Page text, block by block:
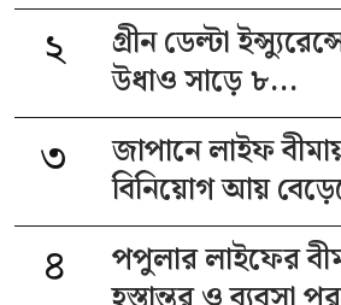
২
গ্রীন ডেল্টা
উধাও সাড়ে ৮...
৩
জাপানে লাইফ
বিনিয়োগ আয়
৪
পপুলার লাইফের